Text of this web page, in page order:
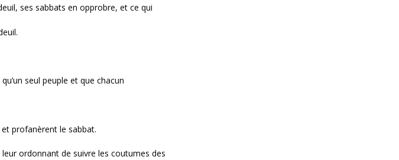
ses sabbats en opprobre, et ce qui
seul peuple et que chacun
profanèrent le sabbat.
ordonnant de suivre les coutumes des